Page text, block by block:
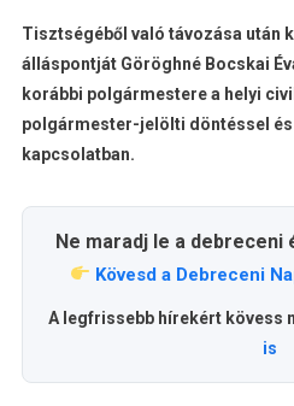
Tisztségéből való távozása után
álláspontját Göröghné Bocskai
korábbi polgármestere a helyi
polgármester-jelölti döntéssel
kapcsolatban.
Ne maradj le a
Kövesd a Debreceni
A legfrissebb hírekért kövess
is